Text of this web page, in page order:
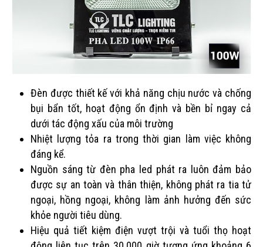
Đèn được thiết kế với khả năng chịu nước và chống
bụi bẩn tốt, hoạt động ổn định và bền bỉ ngay cả
dưới tác động xấu của môi trường
Nhiệt lượng tỏa ra trong thời gian làm việc không
đáng kể.
Nguồn sáng từ đèn pha led phát ra luôn đảm bảo
được sự an toàn và thân thiện, không phát ra tia tử
ngoại, hồng ngoại, không làm ảnh hưởng đến sức
khỏe người tiêu dùng.
Hiệu quả tiết kiệm điện vượt trội và tuổi thọ hoạt